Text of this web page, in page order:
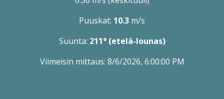
Puuskat: 10.3 m/s
Suunta: 211° (etelä-lounas)
Viimeisin mittaus: 8/6/2026, 6:00:00 PM